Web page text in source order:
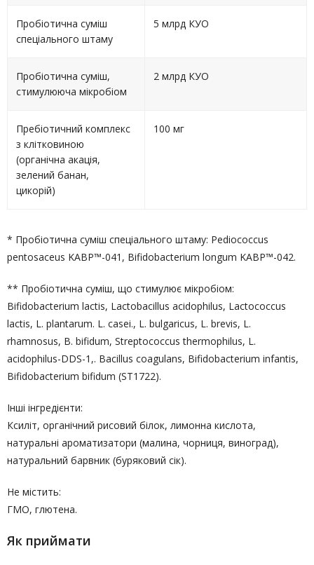
Пробіотична суміш
спеціального штаму
5 млрд КУО
Пробіотична суміш,
стимулююча мікробіом
2 млрд КУО
Пребіотичний комплекс
з клітковиною
(органічна акація,
зелений банан,
цикорій)
100 мг
* Пробіотична суміш спеціального штаму: Pediococcus
pentosaceus KABP™-041, Bifidobacterium longum KABP™-042.
** Пробіотична суміш, що стимулює мікробіом:
Bifidobacterium lactis, Lactobacillus acidophilus, Lactococcus
lactis, L. plantarum. L. casei., L. bulgaricus, L. brevis, L.
rhamnosus, B. bifidum, Streptococcus thermophilus, L.
acidophilus-DDS-1,. Bacillus coagulans, Bifidobacterium infantis,
Bifidobacterium bifidum (ST1722).
Інші інгредієнти:
Ксиліт, органічний рисовий білок, лимонна кислота,
натуральні ароматизатори (малина, чорниця, виноград),
натуральний барвник (буряковий сік).
Не містить:
ГМО, глютена.
Як приймати